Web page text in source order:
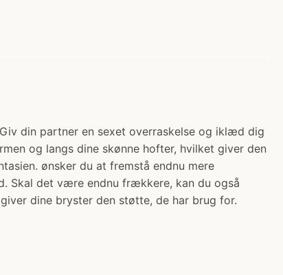
din partner en sexet overraskelse og iklæd dig
og langs dine skønne hofter, hvilket giver den
ønsker du at fremstå endnu mere
Skal det være endnu frækkere, kan du også
dine bryster den støtte, de har brug for.